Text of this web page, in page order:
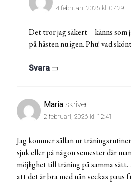
4 februari, 2026 kl. 07:29
Det tror jag säkert – känns som
på hästen nu igen. Phu! vad
Svara
Maria skriver:
2 februari, 2026 kl. 12:41
Jag kommer sällan ur
sjuk eller på någon semester där
möjlighet till träning på samma sätt.
att det är bra med nån veckas paus